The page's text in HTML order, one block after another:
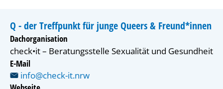
Q - der Treffpunkt für junge Queers & Freund*innen
Dachorganisation
check•it – Beratungsstelle Sexualität und Gesundheit
E-Mail
info@check-it.nrw